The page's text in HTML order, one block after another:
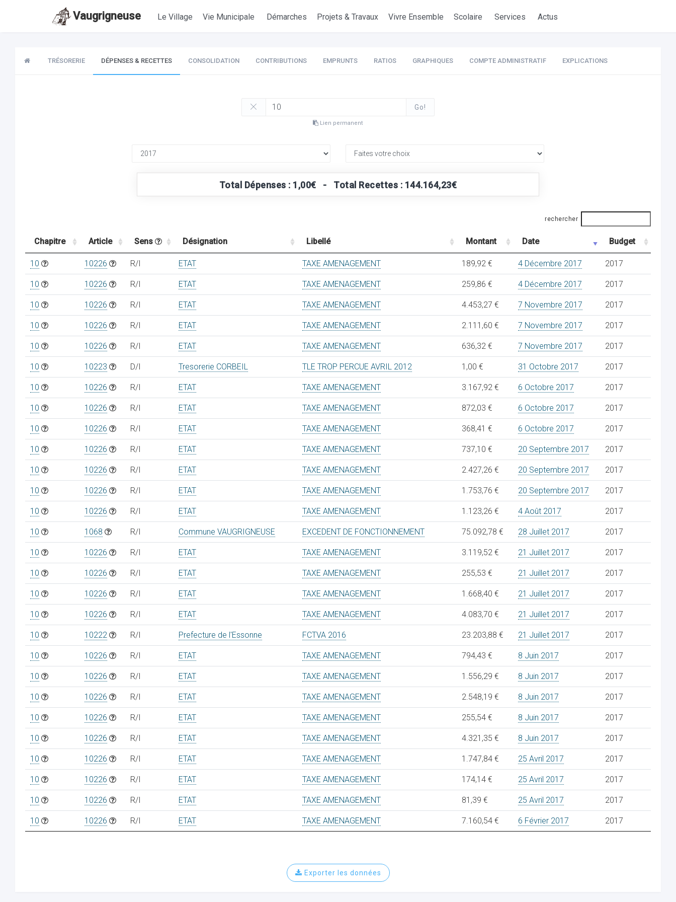
Vaugrigneuse Le Village Vie Municipale Démarches Projets & Travaux Vivre Ensemble Scolaire Services Actus
TRÉSORERIE DÉPENSES & RECETTES CONSOLIDATION CONTRIBUTIONS EMPRUNTS RATIOS GRAPHIQUES COMPTE ADMINISTRATIF EXPLICATIONS
Go!
Lien permanent
Total Dépenses : 1,00€ - Total Recettes : 144.164,23€
rechercher
Chapitre Article Sens Désignation Libellé Montant Date Budget
10 10226 R/I ETAT TAXE AMENAGEMENT 189,92 € 4 Décembre 2017 2017
10 10226 R/I ETAT TAXE AMENAGEMENT 259,86 € 4 Décembre 2017 2017
10 10226 R/I ETAT TAXE AMENAGEMENT 4.453,27 € 7 Novembre 2017 2017
10 10226 R/I ETAT TAXE AMENAGEMENT 2.111,60 € 7 Novembre 2017 2017
10 10226 R/I ETAT TAXE AMENAGEMENT 636,32 € 7 Novembre 2017 2017
10 10223 D/I Tresorerie CORBEIL TLE TROP PERCUE AVRIL 2012 1,00 € 31 Octobre 2017 2017
10 10226 R/I ETAT TAXE AMENAGEMENT 3.167,92 € 6 Octobre 2017 2017
10 10226 R/I ETAT TAXE AMENAGEMENT 872,03 € 6 Octobre 2017 2017
10 10226 R/I ETAT TAXE AMENAGEMENT 368,41 € 6 Octobre 2017 2017
10 10226 R/I ETAT TAXE AMENAGEMENT 737,10 € 20 Septembre 2017 2017
10 10226 R/I ETAT TAXE AMENAGEMENT 2.427,26 € 20 Septembre 2017 2017
10 10226 R/I ETAT TAXE AMENAGEMENT 1.753,76 € 20 Septembre 2017 2017
10 10226 R/I ETAT TAXE AMENAGEMENT 1.123,26 € 4 Août 2017 2017
10 1068 R/I Commune VAUGRIGNEUSE EXCEDENT DE FONCTIONNEMENT 75.092,78 € 28 Juillet 2017 2017
10 10226 R/I ETAT TAXE AMENAGEMENT 3.119,52 € 21 Juillet 2017 2017
10 10226 R/I ETAT TAXE AMENAGEMENT 255,53 € 21 Juillet 2017 2017
10 10226 R/I ETAT TAXE AMENAGEMENT 1.668,40 € 21 Juillet 2017 2017
10 10226 R/I ETAT TAXE AMENAGEMENT 4.083,70 € 21 Juillet 2017 2017
10 10222 R/I Prefecture de l'Essonne FCTVA 2016 23.203,88 € 21 Juillet 2017 2017
10 10226 R/I ETAT TAXE AMENAGEMENT 794,43 € 8 Juin 2017 2017
10 10226 R/I ETAT TAXE AMENAGEMENT 1.556,29 € 8 Juin 2017 2017
10 10226 R/I ETAT TAXE AMENAGEMENT 2.548,19 € 8 Juin 2017 2017
10 10226 R/I ETAT TAXE AMENAGEMENT 255,54 € 8 Juin 2017 2017
10 10226 R/I ETAT TAXE AMENAGEMENT 4.321,35 € 8 Juin 2017 2017
10 10226 R/I ETAT TAXE AMENAGEMENT 1.747,84 € 25 Avril 2017 2017
10 10226 R/I ETAT TAXE AMENAGEMENT 174,14 € 25 Avril 2017 2017
10 10226 R/I ETAT TAXE AMENAGEMENT 81,39 € 25 Avril 2017 2017
10 10226 R/I ETAT TAXE AMENAGEMENT 7.160,54 € 6 Février 2017 2017
Exporter les données